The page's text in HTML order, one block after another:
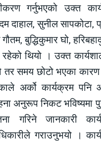
गर्नुभएको उक्त
दाहाल, सुनील सापकोटा,
गौतम, बुद्धिकुमार घो,
थियो । उक्त
तर समय छोटो भएका
अर्को कार्यक्रम पनि
अनुरूप निकट भविष्यमा
गरिने जानकारी
गराउनुभयो ।